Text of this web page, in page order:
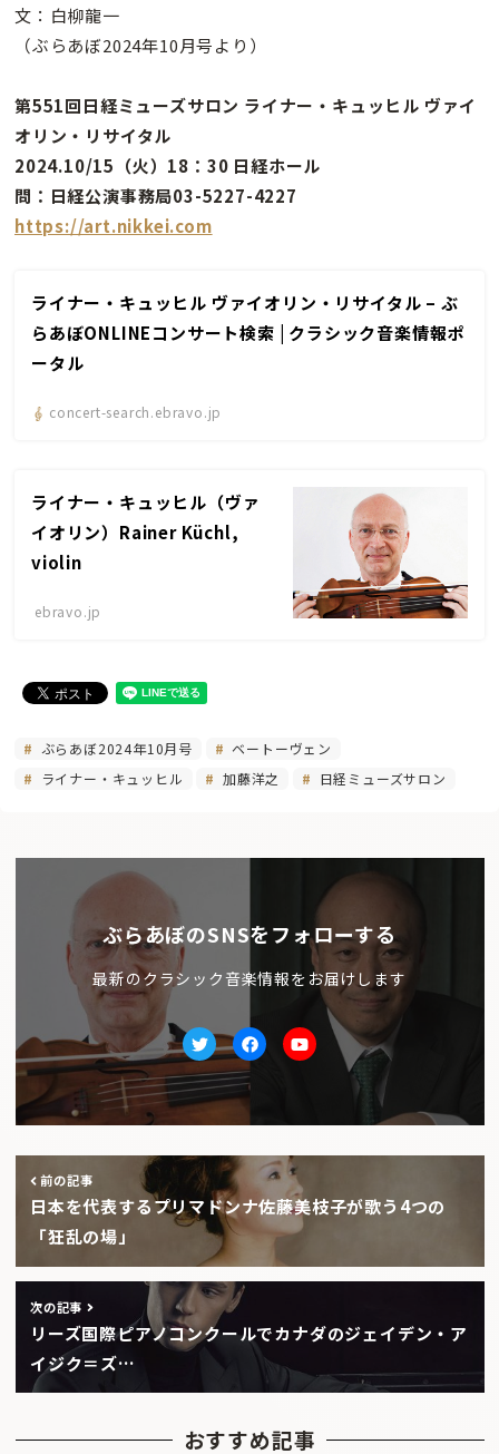
文：白柳龍一
（ぶらあぼ2024年10月号より）
第551回日経ミューズサロン ライナー・キュッヒル ヴァイ
オリン・リサイタル
2024.10/15（火）18：30 日経ホール
問：日経公演事務局03-5227-4227
https://art.nikkei.com
ライナー・キュッヒル ヴァイオリン・リサイタル – ぶ
らあぼONLINEコンサート検索 | クラシック音楽情報ポ
ータル
concert-search.ebravo.jp
ライナー・キュッヒル（ヴァ
イオリン）Rainer Küchl,
violin
ebravo.jp
ぶらあぼ2024年10月号
ベートーヴェン
ライナー・キュッヒル
加藤洋之 日経ミューズサロン
ぶらあぼのSNSをフォローする
最新のクラシック音楽情報をお届けします
TwitterfacebookYoutube
前の記事
日本を代表するプリマドンナ佐藤美枝子が歌う4つの
「狂乱の場」
次の記事
リーズ国際ピアノコンクールでカナダのジェイデン・ア
イジク＝ズ…
おすすめ記事